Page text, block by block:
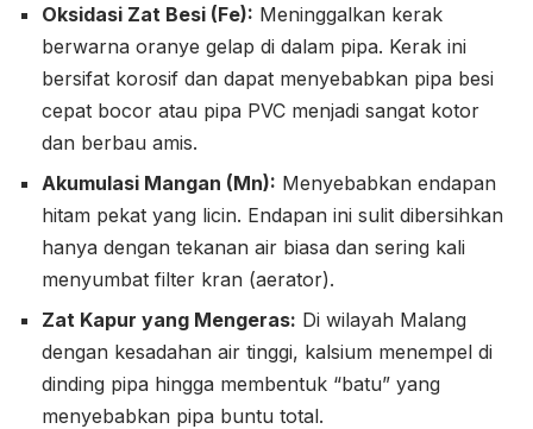
Oksidasi Zat Besi (Fe): Meninggalkan kerak
berwarna oranye gelap di dalam pipa. Kerak ini
bersifat korosif dan dapat menyebabkan pipa besi
cepat bocor atau pipa PVC menjadi sangat kotor
dan berbau amis.
Akumulasi Mangan (Mn): Menyebabkan endapan
hitam pekat yang licin. Endapan ini sulit dibersihkan
hanya dengan tekanan air biasa dan sering kali
menyumbat filter kran (aerator).
Zat Kapur yang Mengeras: Di wilayah Malang
dengan kesadahan air tinggi, kalsium menempel di
dinding pipa hingga membentuk “batu” yang
menyebabkan pipa buntu total.